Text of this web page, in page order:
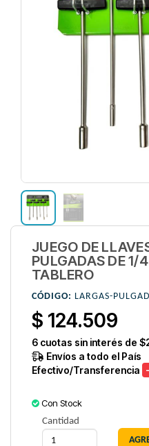
JUEGO DE
PULGADAS DE 1/
TABLERO
CÓDIGO: LARGAS-
$ 124.509
6 cuotas sin interés de
Envíos a todo el País
Efectivo/Transferencia
Con Stock
Cantidad